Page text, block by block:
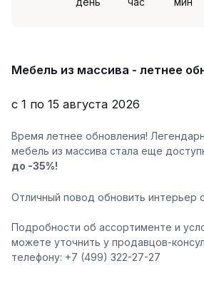
Мебель из массива - летнее
с 1 по 15 августа 2026
Время летнее обновления!
мебель из массива стала еще
до -35%!
Отличный повод обновить интерьер
Подробности об ассортименте и
можете уточнить у продавцов-
телефону: +7 (499) 322-27-27